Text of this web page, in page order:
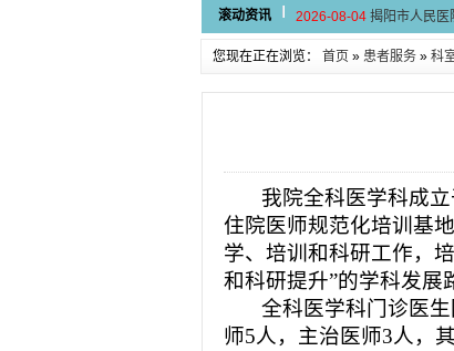
滚动资讯
2026-08-04 揭阳市人民医
2026-07-31 学术聚力！妇
揭阳市人民
大咖云集探
2026-07-31 学术聚力！
2026-07-31 以学术聚合力
您现在正在浏览： 首页 » 患者服务 » 科
我院全科医学科成立
住院医师规范化培训基
学、培训和科研工作，
和科研提升”的学科发展
全科医学科门诊医
师5人，主治医师3人，